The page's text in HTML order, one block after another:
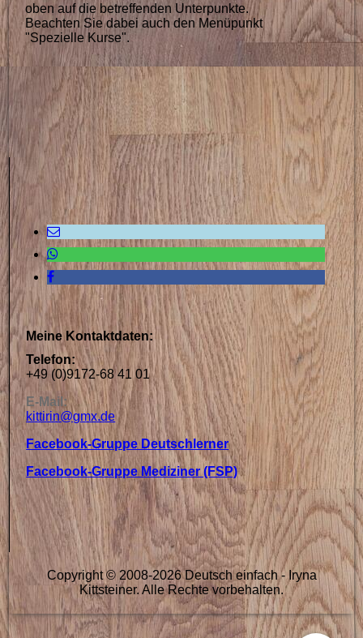
oben auf die betreffenden Unterpunkte.
Beachten Sie dabei auch den Menüpunkt
"Spezielle Kurse".
Meine Kontaktdaten:
Telefon:
+49 (0)9172-68 41 01
E-Mail:
kittirin@gmx.de
Facebook-Gruppe Deutschlerner
Facebook-Gruppe Mediziner (FSP)
Copyright © 2008-2026 Deutsch einfach - Iryna
Kittsteiner. Alle Rechte vorbehalten.